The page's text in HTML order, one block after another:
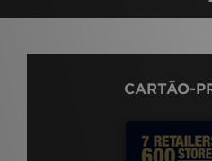
CARTÃO-